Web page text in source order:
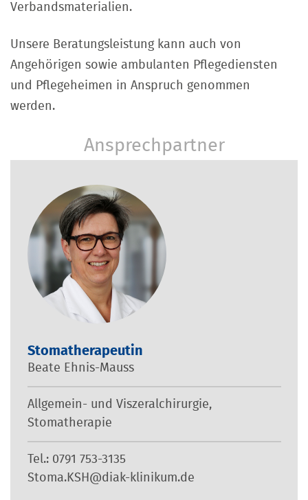
Verbandsmaterialien.
Unsere Beratungsleistung kann auch von
Angehörigen sowie ambulanten Pflegediensten
und Pflegeheimen in Anspruch genommen
werden.
Ansprechpartner
Stomatherapeutin
Beate Ehnis-Mauss
Allgemein- und Viszeralchirurgie,
Stomatherapie
Tel.: 0791 753-3135
Stoma.KSH@diak-klinikum.de